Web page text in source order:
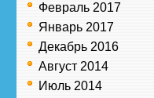
Февраль 2017
Январь 2017
Декабрь 2016
Август 2014
Июль 2014